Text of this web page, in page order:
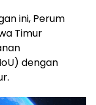
ini, Perum
Timur
dengan